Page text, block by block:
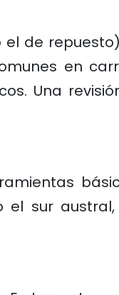
de
en
Una
sur